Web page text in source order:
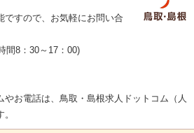
ですので、お気軽にお問い合
8：30～17：00)
やお電話は、鳥取・島根求人ドットコム（人